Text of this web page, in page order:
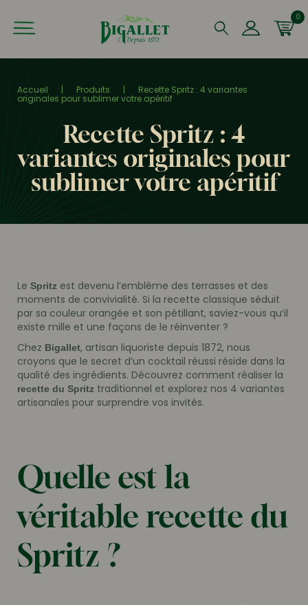
Que recherchez-vous ?
0
Accueil | Produits | Recette Spritz : 4 variantes
originales pour sublimer votre apéritif
Recette Spritz : 4
variantes originales pour
sublimer votre apéritif
Le Spritz est devenu l’emblème des terrasses et des
moments de convivialité. Si la recette classique séduit
par sa couleur orangée et son pétillant, saviez-vous qu’il
existe mille et une façons de le réinventer ?
Chez Bigallet, artisan liquoriste depuis 1872, nous
croyons que le secret d’un cocktail réussi réside dans la
qualité des ingrédients. Découvrez comment réaliser la
recette du Spritz traditionnel et explorez nos 4 variantes
artisanales pour surprendre vos invités.
Quelle est la
véritable recette du
Spritz ?